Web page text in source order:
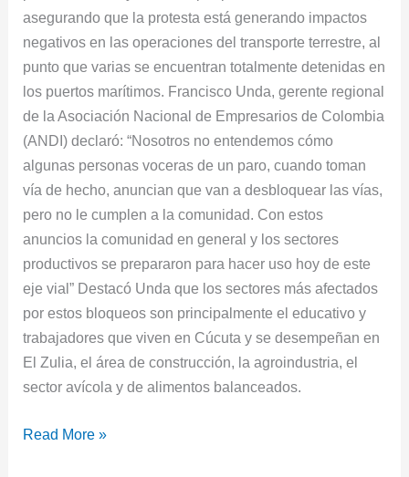
asegurando que la protesta está generando impactos
negativos en las operaciones del transporte terrestre, al
punto que varias se encuentran totalmente detenidas en
los puertos marítimos. Francisco Unda, gerente regional
de la Asociación Nacional de Empresarios de Colombia
(ANDI) declaró: “Nosotros no entendemos cómo
algunas personas voceras de un paro, cuando toman
vía de hecho, anuncian que van a desbloquear las vías,
pero no le cumplen a la comunidad. Con estos
anuncios la comunidad en general y los sectores
productivos se prepararon para hacer uso hoy de este
eje vial” Destacó Unda que los sectores más afectados
por estos bloqueos son principalmente el educativo y
trabajadores que viven en Cúcuta y se desempeñan en
El Zulia, el área de construcción, la agroindustria, el
sector avícola y de alimentos balanceados.
Read More »